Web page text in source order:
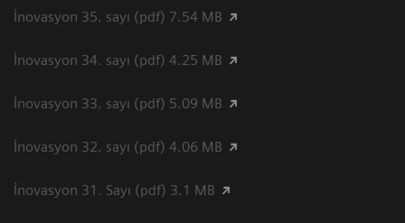
İnovasyon 35. sayı (pdf) 7.54 MB
İnovasyon 34. sayı (pdf) 4.25 MB
İnovasyon 33. sayı (pdf) 5.09 MB
İnovasyon 32. sayı (pdf) 4.06 MB
İnovasyon 31. Sayı (pdf) 3.1 MB